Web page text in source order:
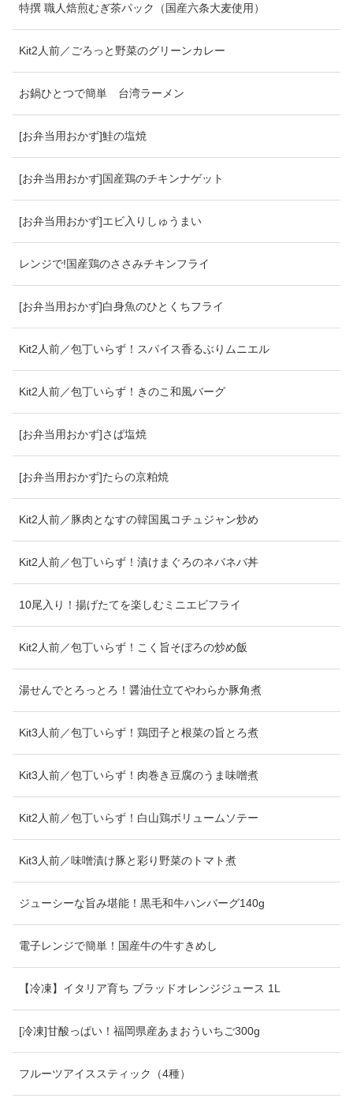
特撰 職人焙煎むぎ茶パック（国産六条大麦使用）
Kit2人前／ごろっと野菜のグリーンカレー
お鍋ひとつで簡単 台湾ラーメン
[お弁当用おかず]鮭の塩焼
[お弁当用おかず]国産鶏のチキンナゲット
[お弁当用おかず]エビ入りしゅうまい
レンジで!国産鶏のささみチキンフライ
[お弁当用おかず]白身魚のひとくちフライ
Kit2人前／包丁いらず！スパイス香るぶりムニエル
Kit2人前／包丁いらず！きのこ和風バーグ
[お弁当用おかず]さば塩焼
[お弁当用おかず]たらの京粕焼
Kit2人前／豚肉となすの韓国風コチュジャン炒め
Kit2人前／包丁いらず！漬けまぐろのネバネバ丼
10尾入り！揚げたてを楽しむミニエビフライ
Kit2人前／包丁いらず！こく旨そぼろの炒め飯
湯せんでとろっとろ！醤油仕立てやわらか豚角煮
Kit3人前／包丁いらず！鶏団子と根菜の旨とろ煮
Kit3人前／包丁いらず！肉巻き豆腐のうま味噌煮
Kit2人前／包丁いらず！白山鶏ボリュームソテー
Kit3人前／味噌漬け豚と彩り野菜のトマト煮
ジューシーな旨み堪能！黒毛和牛ハンバーグ140g
電子レンジで簡単！国産牛の牛すきめし
【冷凍】イタリア育ち ブラッドオレンジジュース 1L
[冷凍]甘酸っぱい！福岡県産あまおういちご300g
フルーツアイススティック（4種）